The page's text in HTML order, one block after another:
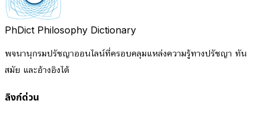
PhDict Philosophy Dictionary
พจนานุกรมปรัชญาออนไลน์ที่ครอบคลุมแหล่งความรู้ทางปรัชญา ทัน
สมัย และอ้างอิงได้
ลิงก์ด่วน